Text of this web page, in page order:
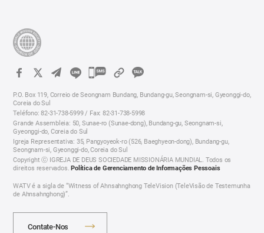
카
오
톡
공
유
하
기
P.O. Box 119, Correio de Seongnam Bundang, Bundang-gu, Seongnam-si, Gyeonggi-do,
Coreia do Sul
Teléfono: 82-31-738-5999 / Fax: 82-31-738-5998
Grande Assembleia: 50, Sunae-ro (Sunae-dong), Bundang-gu, Seongnam-si,
Gyeonggi-do, Coreia do Sul
Igreja Representativa: 35, Pangyoyeok-ro (526, Baeghyeon-dong), Bundang-gu,
Seongnam-si, Gyeonggi-do, Coreia do Sul
Copyright ⓒ IGREJA DE DEUS SOCIEDADE MISSIONÁRIA MUNDIAL. Todos os
direitos reservados. Política de Gerenciamento de Informações Pessoais
WATV é a sigla de “Witness of Ahnsahnghong TeleVision (TeleVisão de Testemunha
de Ahnsahnghong)”.
Contate-Nos